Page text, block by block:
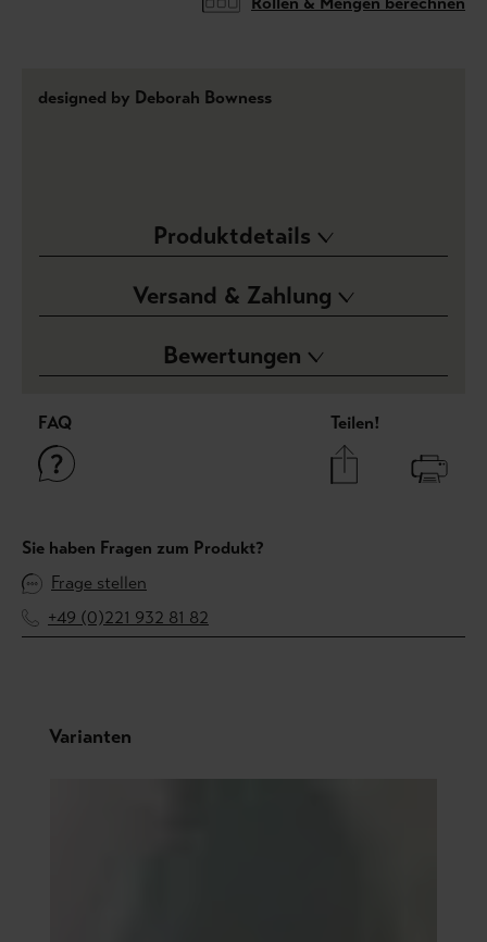
designed by Deborah Bowness
Produktdetails
Versand & Zahlung
Bewertungen
FAQ Teilen!
Sie haben Fragen zum Produkt?
Frage stellen
+49 (0)221 932 81 82
Produktgalerie überspringen
Varianten